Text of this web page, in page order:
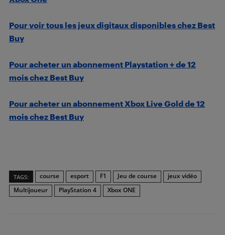
Pour voir tous les jeux digitaux disponibles chez Best
Buy
Pour acheter un abonnement Playstation + de 12
mois chez Best Buy
Pour acheter un abonnement Xbox Live Gold de 12
mois chez Best Buy
TAGS: course esport F1 Jeu de course
jeux vidéo
Multijoueur
PlayStation 4 Xbox ONE